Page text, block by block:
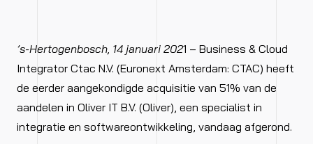
’s-Hertogenbosch, 14 januari 2021 – Business & Cloud
Integrator Ctac N.V. (Euronext Amsterdam: CTAC) heeft
de eerder aangekondigde acquisitie van 51% van de
aandelen in Oliver IT B.V. (Oliver), een specialist in
integratie en softwareontwikkeling, vandaag afgerond.